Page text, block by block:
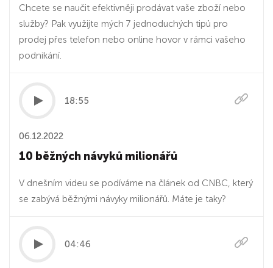
Chcete se naučit efektivněji prodávat vaše zboží nebo
služby? Pak využijte mých 7 jednoduchých tipů pro
prodej přes telefon nebo online hovor v rámci vašeho
podnikání.
18:55
06.12.2022
10 běžných návyků milionářů
V dnešním videu se podíváme na článek od CNBC, který
se zabývá běžnými návyky milionářů. Máte je taky?
04:46